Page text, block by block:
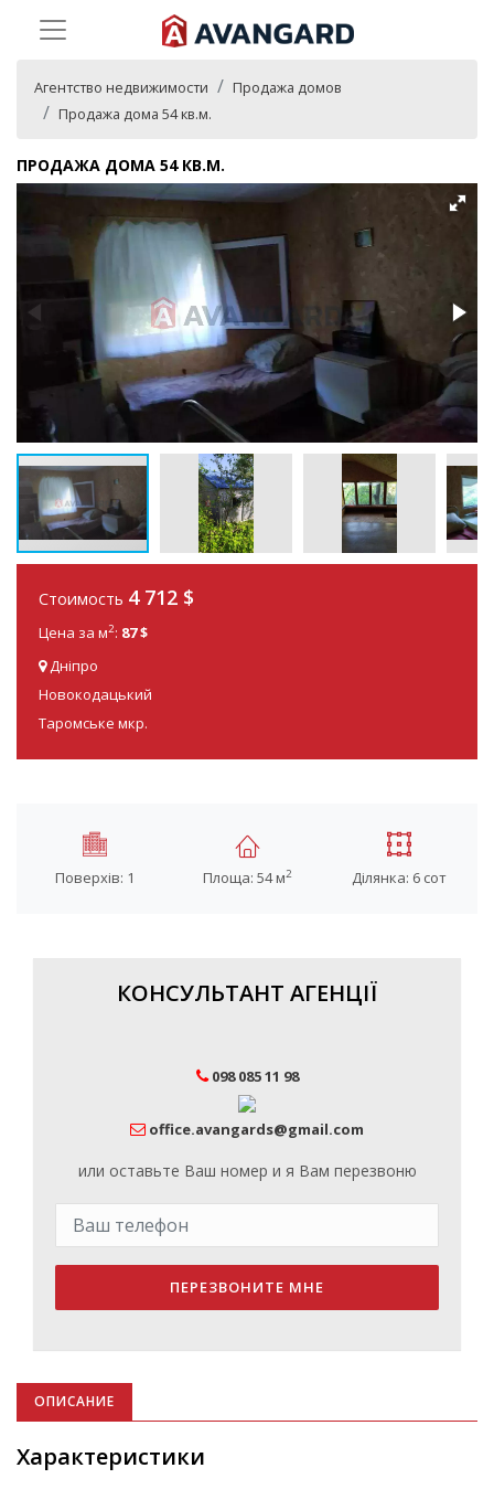
Агентство недвижимости
Продажа домов
Продажа дома 54 кв.м.
ПРОДАЖА ДОМА 54 КВ.М.
Стоимость 4 712 $
Цена за м2: 87 $
Дніпро
Новокодацький
Таромське мкр.
Поверхів: 1 Площа: 54 м2 Ділянка: 6 сот
КОНСУЛЬТАНТ АГЕНЦІЇ
098 085 11 98
office.avangards@gmail.com
или оставьте Ваш номер и я Вам перезвоню
ПЕРЕЗВОНИТЕ МНЕ
ОПИСАНИЕ
Характеристики